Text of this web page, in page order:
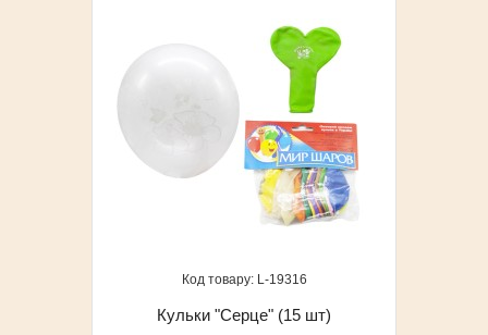
19316
Кульки "Серце" (15 шт)